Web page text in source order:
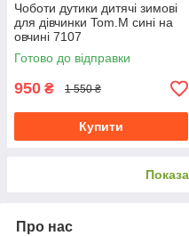
Чоботи дутики дитячі зимові
для дівчинки Tom.M сині на
овчині 7107
Готово до відправки
950 ₴ 1 550 ₴
Купити
Про нас